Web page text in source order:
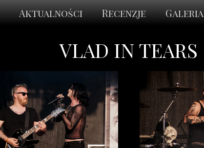
Aktualności Recenzje Galeria
VLAD IN TEARS